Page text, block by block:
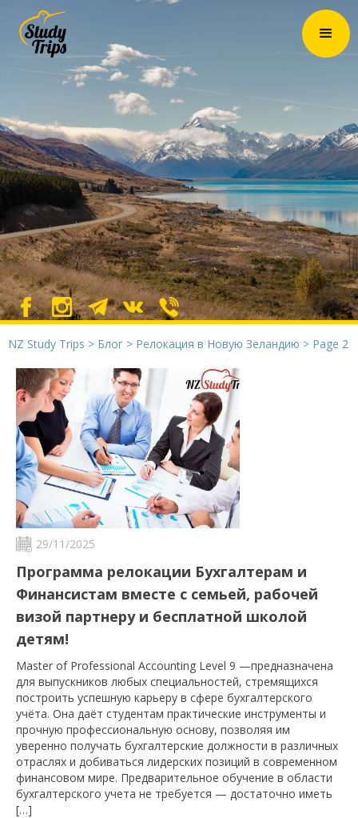
NZ Study Trips > Блог > Релокация в Новую Зеландию > Page 2
29/11/2025
Программа релокации Бухгалтерам и
Финансистам вместе с семьей, рабочей
визой партнеру и бесплатной школой
детям!
Master of Professional Accounting Level 9 —предназначена
для выпускников любых специальностей, стремящихся
построить успешную карьеру в сфере бухгалтерского
учёта. Она даёт студентам практические инструменты и
прочную профессиональную основу, позволяя им
уверенно получать бухгалтерские должности в различных
отраслях и добиваться лидерских позиций в современном
финансовом мире. Предварительное обучение в области
бухгалтерского учета не требуется — достаточно иметь
[…]